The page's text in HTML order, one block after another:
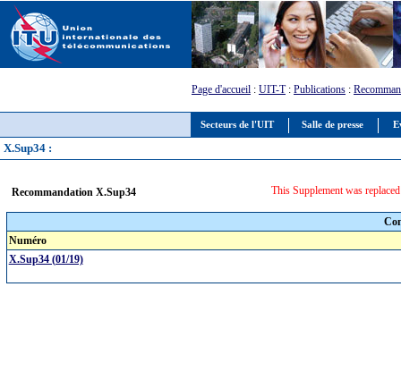
Secteurs de l'UIT Salle de presse
Page d'accueil : UIT-T: Publications :
X.Sup34 :
Recommandation X.Sup34 This Supplement was
Numéro
X.Sup34 (01/19)